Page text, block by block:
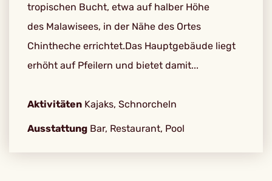
tropischen Bucht, etwa auf halber Höhe
des Malawisees, in der Nähe des Ortes
Chintheche errichtet.Das Hauptgebäude liegt
erhöht auf Pfeilern und bietet damit...
Aktivitäten Kajaks, Schnorcheln
Ausstattung Bar, Restaurant, Pool